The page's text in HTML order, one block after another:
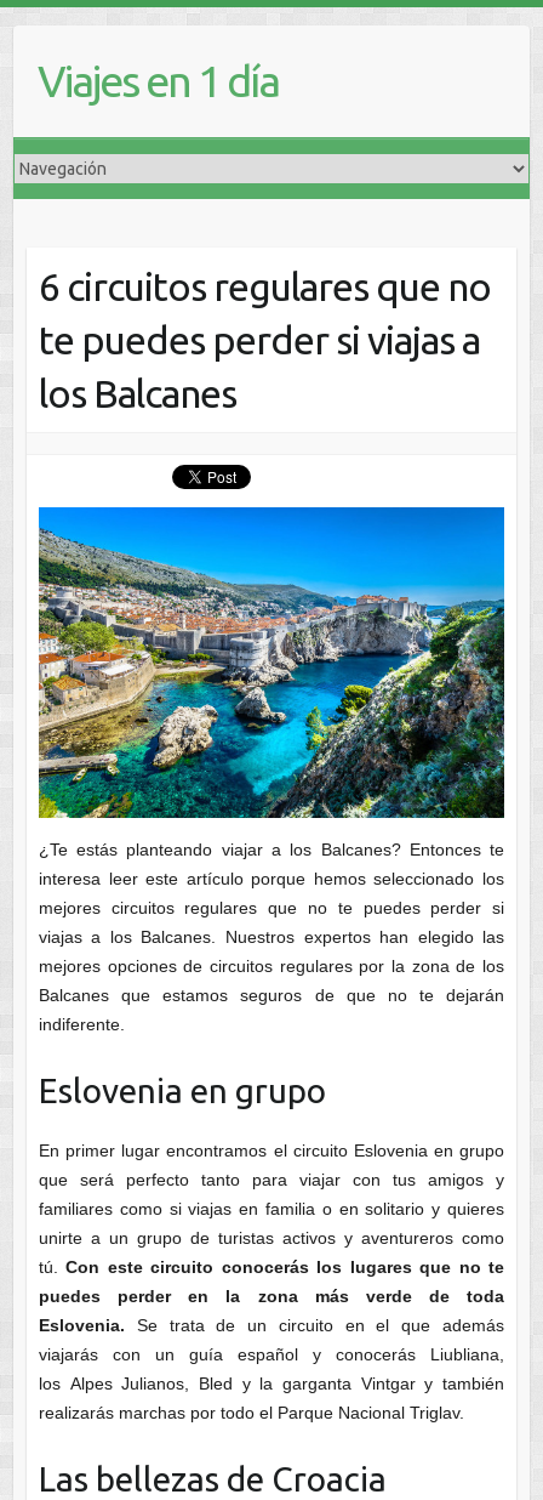
Viajes en 1 día
6 circuitos regulares que no
te puedes perder si viajas a
los Balcanes
¿Te estás planteando viajar a los Balcanes? Entonces te
interesa leer este artículo porque hemos seleccionado los
mejores circuitos regulares que no te puedes perder si
viajas a los Balcanes. Nuestros expertos han elegido las
mejores opciones de circuitos regulares por la zona de los
Balcanes que estamos seguros de que no te dejarán
indiferente.
Eslovenia en grupo
En primer lugar encontramos el circuito Eslovenia en grupo
que será perfecto tanto para viajar con tus amigos y
familiares como si viajas en familia o en solitario y quieres
unirte a un grupo de turistas activos y aventureros como
tú. Con este circuito conocerás los lugares que no te
puedes perder en la zona más verde de toda
Eslovenia. Se trata de un circuito en el que además
viajarás con un guía español y conocerás Liubliana,
los Alpes Julianos, Bled y la garganta Vintgar y también
realizarás marchas por todo el Parque Nacional Triglav.
Las bellezas de Croacia